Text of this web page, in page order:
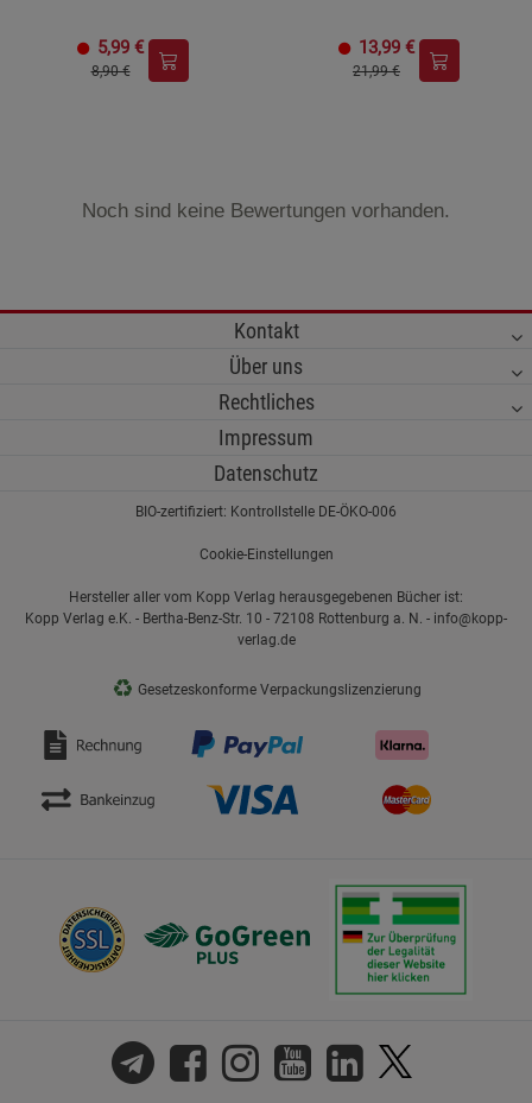
5,99 €
8,90 €
13,99 €
21,99 €
Noch sind keine Bewertungen vorhanden.
Kontakt
Über uns
Rechtliches
Impressum
Datenschutz
BIO-zertifiziert: Kontrollstelle DE-ÖKO-006
Cookie-Einstellungen
Hersteller aller vom Kopp Verlag herausgegebenen Bücher ist:
Kopp Verlag e.K. - Bertha-Benz-Str. 10 - 72108 Rottenburg a. N. - info@kopp-
verlag.de
♻ Gesetzeskonforme Verpackungslizenzierung